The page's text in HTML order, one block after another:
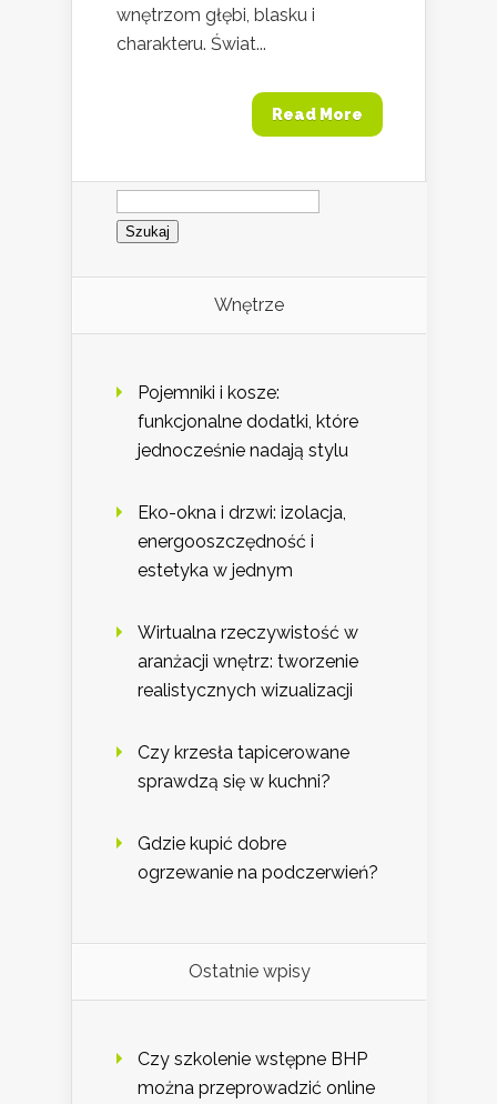
wnętrzom głębi, blasku i
charakteru. Świat...
Read More
Szukaj:
Wnętrze
Pojemniki i kosze:
funkcjonalne dodatki, które
jednocześnie nadają stylu
Eko-okna i drzwi: izolacja,
energooszczędność i
estetyka w jednym
Wirtualna rzeczywistość w
aranżacji wnętrz: tworzenie
realistycznych wizualizacji
Czy krzesła tapicerowane
sprawdzą się w kuchni?
Gdzie kupić dobre
ogrzewanie na podczerwień?
Ostatnie wpisy
Czy szkolenie wstępne BHP
można przeprowadzić online